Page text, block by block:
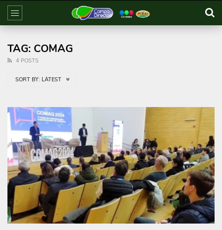
TAG: COMAG
4 POSTS
SORT BY: LATEST